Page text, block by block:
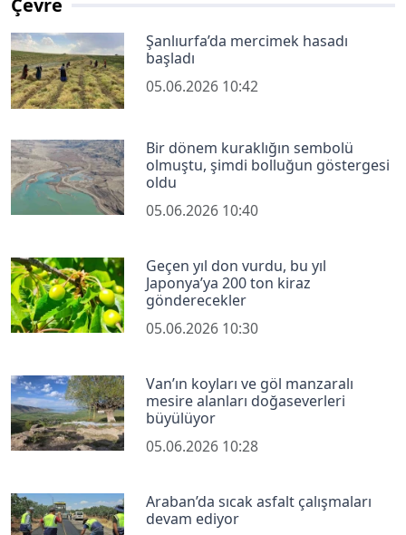
Çevre
Şanlıurfa’da mercimek hasadı
başladı
05.06.2026 10:42
Bir dönem kuraklığın sembolü
olmuştu, şimdi bolluğun göstergesi
oldu
05.06.2026 10:40
Geçen yıl don vurdu, bu yıl
Japonya’ya 200 ton kiraz
gönderecekler
05.06.2026 10:30
Van’ın koyları ve göl manzaralı
mesire alanları doğaseverleri
büyülüyor
05.06.2026 10:28
Araban’da sıcak asfalt çalışmaları
devam ediyor